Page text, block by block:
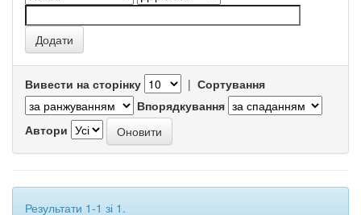
Вивести на сторінку | Сортування
Впорядкування
Автори
Результати 1-1 зі 1.